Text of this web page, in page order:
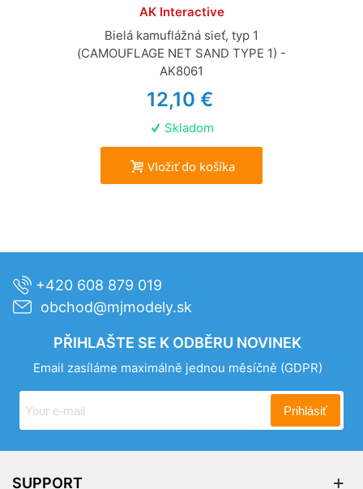
AK Interactive
Bielá kamuflážná sieť, typ 1
(CAMOUFLAGE NET SAND TYPE 1) -
AK8061
12,10 €
Skladom
Vložiť do košíka
+420 608 879 019
obchod@mjmodely.sk
PŘIHLAŠTE SE K ODBĚRU NOVINEK
Email zasíláme maximálně jednou měsíčně (GDPR)
Prihlásiť
SUPPORT